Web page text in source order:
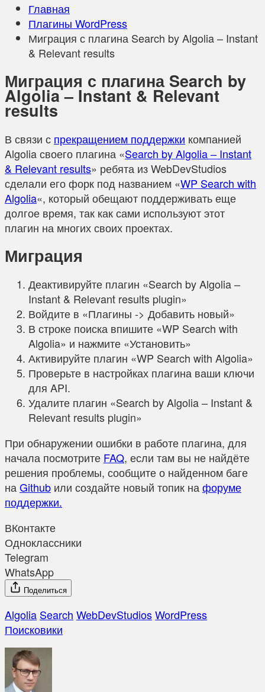
Главная
Плагины WordPress
Миграция с плагина Search by Algolia – Instant
& Relevant results
Миграция с плагина Search by
Algolia – Instant & Relevant
results
В связи с прекращением поддержки компанией
Algolia своего плагина «Search by Algolia – Instant
& Relevant results» ребята из WebDevStudios
сделали его форк под названием «WP Search with
Algolia«, который обещают поддерживать еще
долгое время, так как сами используют этот
плагин на многих своих проектах.
Миграция
Деактивируйте плагин «Search by Algolia –
Instant & Relevant results plugin»
Войдите в «Плагины -> Добавить новый»
В строке поиска впишите «WP Search with
Algolia» и нажмите «Установить»
Активируйте плагин «WP Search with Algolia»
Проверьте в настройках плагина ваши ключи
для API.
Удалите плагин «Search by Algolia – Instant &
Relevant results plugin»
При обнаружении ошибки в работе плагина, для
начала посмотрите FAQ, если там вы не найдёте
решения проблемы, сообщите о найденном баге
на Github или создайте новый топик на форуме
поддержки.
ВКонтакте
Одноклассники
Telegram
WhatsApp
Поделиться
Algolia Search WebDevStudiosWordPress
Поисковики